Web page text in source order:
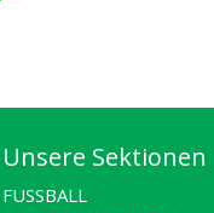
Unsere Sektionen
FUSSBALL